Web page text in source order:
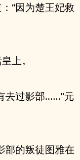
“因为楚王妃救
上。
去过影部……”元
部的叛徒图雅在